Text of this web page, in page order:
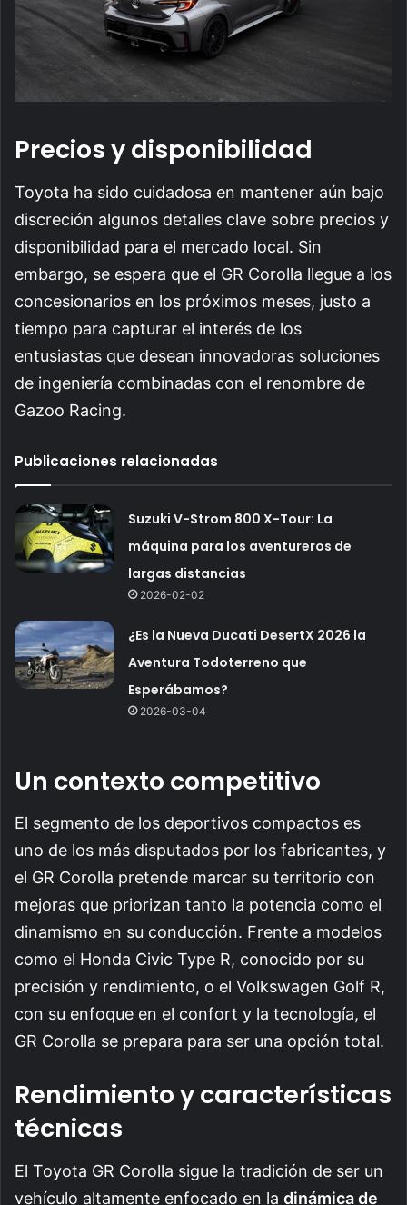
Precios y disponibilidad
Toyota ha sido cuidadosa en mantener aún bajo
discreción algunos detalles clave sobre precios y
disponibilidad para el mercado local. Sin
embargo, se espera que el GR Corolla llegue a los
concesionarios en los próximos meses, justo a
tiempo para capturar el interés de los
entusiastas que desean innovadoras soluciones
de ingeniería combinadas con el renombre de
Gazoo Racing.
Publicaciones relacionadas
Suzuki V-Strom 800 X-Tour: La
máquina para los aventureros de
largas distancias
2026-02-02
¿Es la Nueva Ducati DesertX 2026 la
Aventura Todoterreno que
Esperábamos?
2026-03-04
Un contexto competitivo
El segmento de los deportivos compactos es
uno de los más disputados por los fabricantes, y
el GR Corolla pretende marcar su territorio con
mejoras que priorizan tanto la potencia como el
dinamismo en su conducción. Frente a modelos
como el Honda Civic Type R, conocido por su
precisión y rendimiento, o el Volkswagen Golf R,
con su enfoque en el confort y la tecnología, el
GR Corolla se prepara para ser una opción total.
Rendimiento y características
técnicas
El Toyota GR Corolla sigue la tradición de ser un
vehículo altamente enfocado en la dinámica de